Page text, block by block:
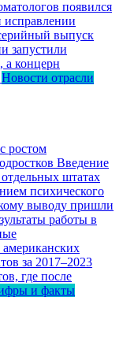
появился
исправлении
выпуск
запустили
а концерн
Новости отрасли
ростом
Введение
штатах
психического
выводу пришли
работы в
за 2017–2023
где после
и факты